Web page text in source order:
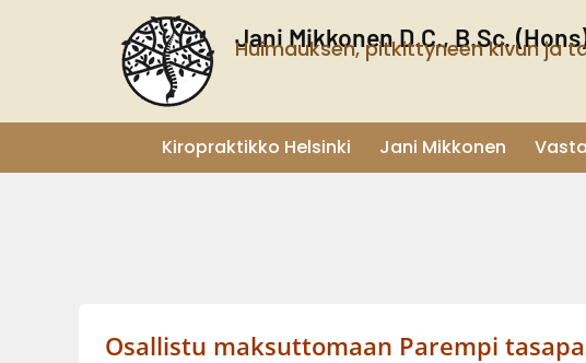
Jani Mikkonen D.C., B.Sc.
Huimauksen, pitkittyneen kivun ja
Kiropraktikko Helsinki Jani Mikkonen
Osallistu maksuttomaan Parempi